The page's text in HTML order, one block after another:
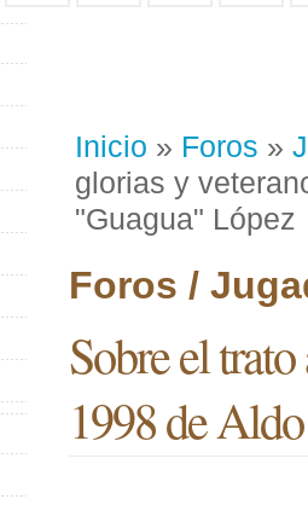
Inicio » Foros »
glorias y
"Guagua" López
Foros /
Sobre el
1998 de